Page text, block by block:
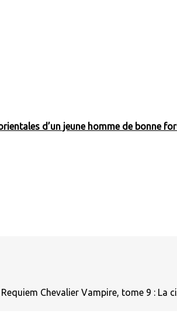
d’un jeune homme de bonne
Chevalier Vampire, tome 9 : La